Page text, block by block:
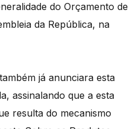
do Orçamento de
da República, na
já anunciara esta
assinalando que a esta
resulta do mecanismo